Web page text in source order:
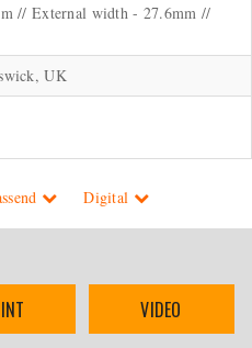
// External width - 27.6mm //
UK
Digital
VIDEO